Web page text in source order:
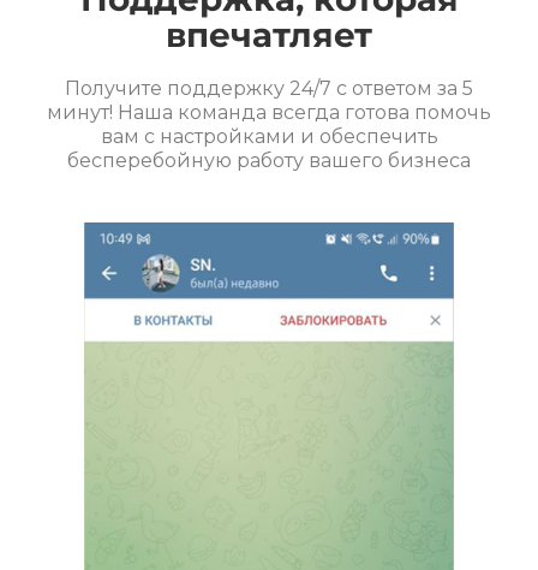
впечатляет
Получите поддержку 24/7 с ответом за 5
минут! Наша команда всегда готова помочь
вам с настройками и обеспечить
бесперебойную работу вашего бизнеса